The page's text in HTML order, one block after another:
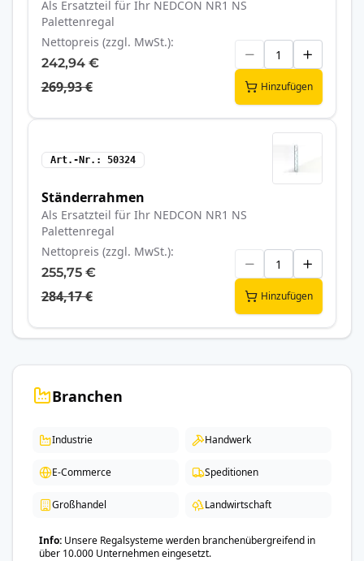
Als Ersatzteil für Ihr NEDCON NR1 NS
Palettenregal
Nettopreis (zzgl. MwSt.)
242,94 €
269,93 € Hinzufügen
Art.-Nr. 50324
Ständerrahmen
Als Ersatzteil für Ihr NEDCON NR1 NS
Palettenregal
Nettopreis (zzgl. MwSt.)
255,75 €
284,17 € Hinzufügen
Branchen
Industrie Handwerk
E-Commerce Speditionen
Großhandel Landwirtschaft
Info Unsere Regalsysteme werden branchenübergreifend in
über 10.000 Unternehmen eingesetzt.